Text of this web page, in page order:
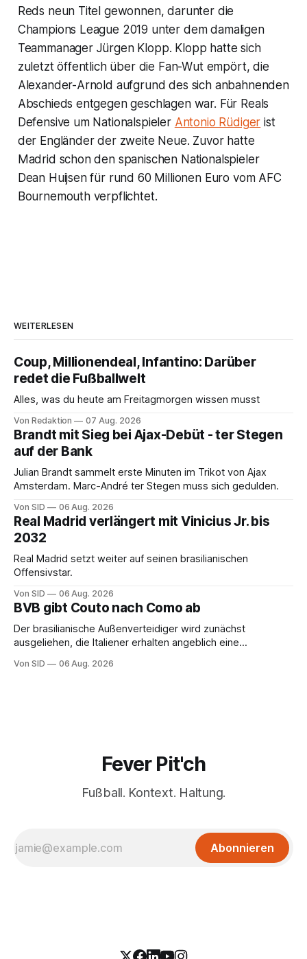
Reds neun Titel gewonnen, darunter die
Champions League 2019 unter dem damaligen
Teammanager Jürgen Klopp. Klopp hatte sich
zuletzt öffentlich über die Fan-Wut empört, die
Alexander-Arnold aufgrund des sich anbahnenden
Abschieds entgegen geschlagen war. Für Reals
Defensive um Nationalspieler Antonio Rüdiger ist
der Engländer der zweite Neue. Zuvor hatte
Madrid schon den spanischen Nationalspieler
Dean Huijsen für rund 60 Millionen Euro vom AFC
Bournemouth verpflichtet.
WEITERLESEN
Coup, Millionendeal, Infantino: Darüber
redet die Fußballwelt
Alles, was du heute am Freitagmorgen wissen musst
Von Redaktion 07 Aug. 2026
Brandt mit Sieg bei Ajax-Debüt - ter Stegen
auf der Bank
Julian Brandt sammelt erste Minuten im Trikot von Ajax
Amsterdam. Marc-André ter Stegen muss sich gedulden.
Von SID 06 Aug. 2026
Real Madrid verlängert mit Vinicius Jr. bis
2032
Real Madrid setzt weiter auf seinen brasilianischen
Offensivstar.
Von SID 06 Aug. 2026
BVB gibt Couto nach Como ab
Der brasilianische Außenverteidiger wird zunächst
ausgeliehen, die Italiener erhalten angeblich eine
Von SID 06 Aug. 2026
Fever Pit'ch
Fußball. Kontext. Haltung.
Abonnieren